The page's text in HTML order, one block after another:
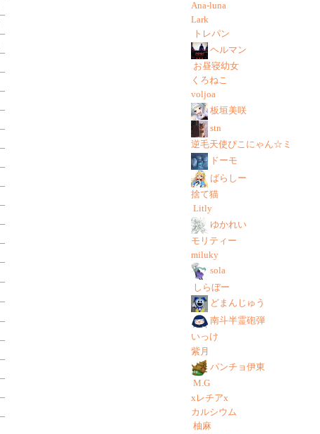
Ana-luna
Lark
トレパン
ヘルマン
お昼寝幼女
くろねこ
voljoa
板垣美咲
stn
逆毛天使ぴこにゃん☆ミ
ドーモ
ばらしー
捨て猫
Litly
ゆかれい
モリティー
miluky
sola
しらぼー
どまんじゅう
南斗半霊砲弾
いっけ
紫月
パンチョ伊東
M.G
xレチアx
カルシウム
柚麻